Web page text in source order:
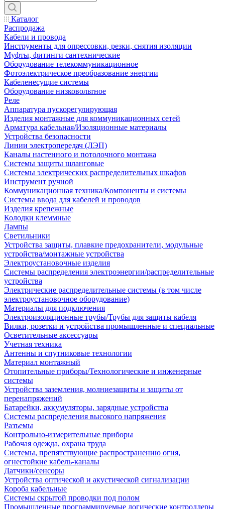
Каталог
Распродажа
Кабели и провода
Инструменты для опрессовки, резки, снятия изоляции
Муфты, фитинги сантехнические
Оборудование телекоммуникационное
Фотоэлектрическое преобразование энергии
Кабеленесущие системы
Оборудование низковольтное
Реле
Аппаратура пускорегулирующая
Изделия монтажные для коммуникационных сетей
Арматура кабельная/Изоляционные материалы
Устройства безопасности
Линии электропередач (ЛЭП)
Каналы настенного и потолочного монтажа
Системы защиты шланговые
Системы электрических распределительных шкафов
Инструмент ручной
Коммуникационная техника/Компоненты и системы
Системы ввода для кабелей и проводов
Изделия крепежные
Колодки клеммные
Лампы
Светильники
Устройства защиты, плавкие предохранители, модульные
устройства/монтажные устройства
Электроустановочные изделия
Системы распределения электроэнергии/распределительные
устройства
Электрические распределительные системы (в том числе
электроустановочное оборудование)
Материалы для подключения
Электроизоляционные трубы/Трубы для защиты кабеля
Вилки, розетки и устройства промышленные и специальные
Осветительные аксессуары
Учетная техника
Антенны и спутниковые технологии
Материал монтажный
Отопительные приборы/Технологические и инженерные
системы
Устройства заземления, молниезащиты и защиты от
перенапряжений
Батарейки, аккумуляторы, зарядные устройства
Системы распределения высокого напряжения
Разъемы
Контрольно-измерительные приборы
Рабочая одежда, охрана труда
Системы, препятствующие распространению огня,
огнестойкие кабель-каналы
Датчики/сенсоры
Устройства оптической и акустической сигнализации
Короба кабельные
Системы скрытой проводки под полом
Промышленные программируемые логические контроллеры